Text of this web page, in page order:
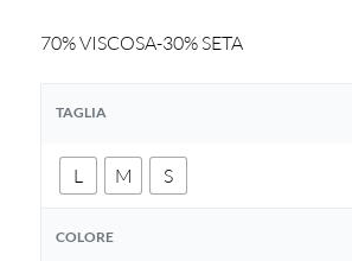
70% VISCOSA-30% SETA
TAGLIA
L M S
COLORE